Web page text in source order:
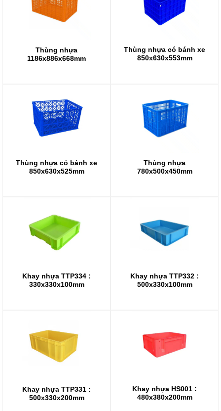
Thùng nhựa
1186x886x668mm
Thùng nhựa có bánh xe
850x630x553mm
Thùng nhựa có bánh xe
850x630x525mm
Thùng nhựa
780x500x450mm
Khay nhựa TTP334 :
330x330x100mm
Khay nhựa TTP332 :
500x330x100mm
Khay nhựa TTP331 :
500x330x200mm
Khay nhựa HS001 :
480x380x200mm